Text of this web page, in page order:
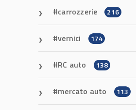
carrozzerie 216
vernici 174
RC auto 138
mercato auto 113